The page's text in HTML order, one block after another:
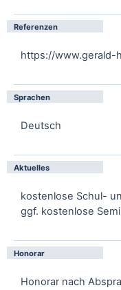
Referenzen
https://www.gerald-
Sprachen
Deutsch
Aktuelles
kostenlose Schul-
ggf. kostenlose
Honorar
Honorar nach